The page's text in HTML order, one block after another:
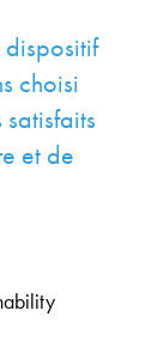
choisi
et de